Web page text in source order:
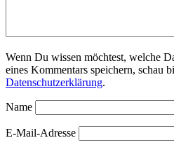
Wenn Du wissen möchtest, welche
eines Kommentars speichern, schau
Datenschutzerklärung.
Name
E-Mail-Adresse